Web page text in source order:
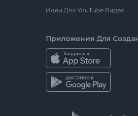
Идеи Для YouTube Видео
Приложения Для